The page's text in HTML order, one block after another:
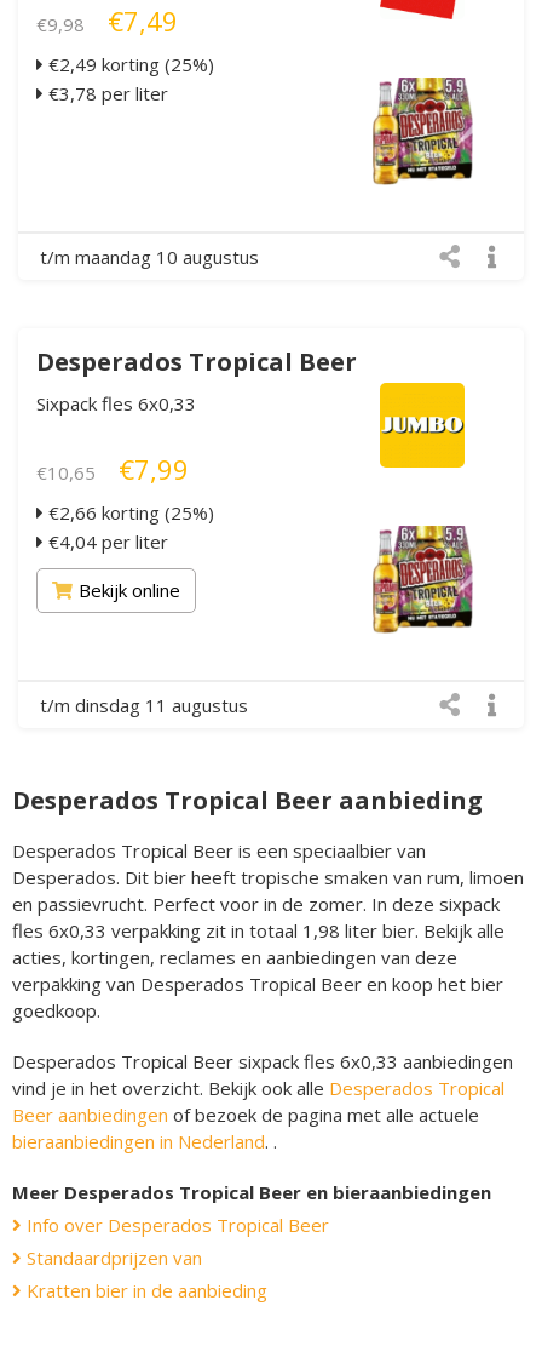
€9,98 €7,49
€2,49 korting (25%)
€3,78 per liter
t/m maandag 10 augustus
Desperados Tropical Beer
Sixpack fles 6x0,33
€10,65 €7,99
€2,66 korting (25%)
€4,04 per liter
Bekijk online
t/m dinsdag 11 augustus
Desperados Tropical Beer aanbieding
Desperados Tropical Beer is een speciaalbier van
Desperados. Dit bier heeft tropische smaken van rum, limoen
en passievrucht. Perfect voor in de zomer. In deze sixpack
fles 6x0,33 verpakking zit in totaal 1,98 liter bier. Bekijk alle
acties, kortingen, reclames en aanbiedingen van deze
verpakking van Desperados Tropical Beer en koop het bier
goedkoop.
Desperados Tropical Beer sixpack fles 6x0,33 aanbiedingen
vind je in het overzicht. Bekijk ook alle Desperados Tropical
Beer aanbiedingen of bezoek de pagina met alle actuele
bieraanbiedingen in Nederland. .
Meer Desperados Tropical Beer en bieraanbiedingen
Info over Desperados Tropical Beer
Standaardprijzen van
Kratten bier in de aanbieding